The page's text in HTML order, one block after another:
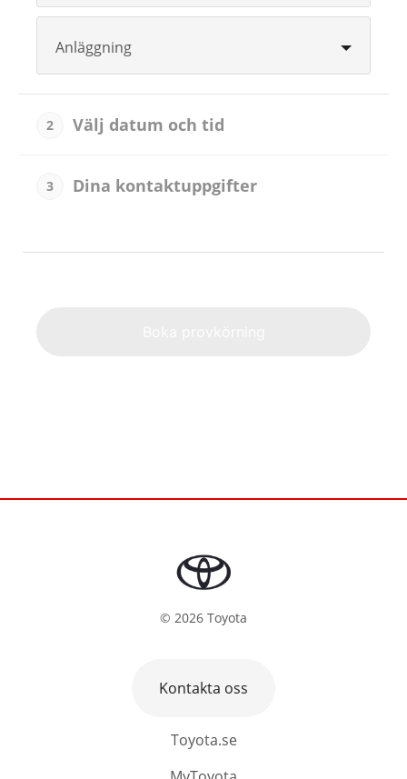
Anläggning
2 Välj datum och tid
3 Dina kontaktuppgifter
© 2026 Toyota
Toyota.se
Kontakta oss